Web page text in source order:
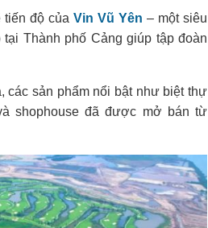
tiến độ của Vin Vũ Yên – một siêu
Thành phố Cảng giúp tập đoàn
các sản phẩm nổi bật như biệt thự
shophouse đã được mở bán từ